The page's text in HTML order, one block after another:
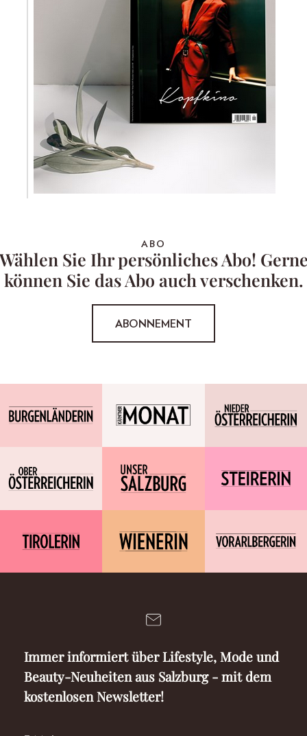
ABO
Sie Ihr persönliches Abo!
können Sie das Abo auch verschenken.
ABONNEMENT
Immer informiert über Lifestyle, Mode und
Beauty-Neuheiten aus Salzburg - mit dem
kostenlosen Newsletter!